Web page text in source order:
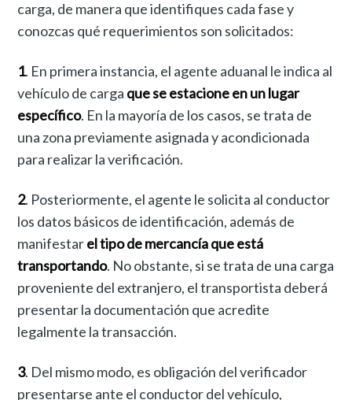
carga, de manera que identifiques cada fase y
conozcas qué requerimientos son solicitados:
1. En primera instancia, el agente aduanal le indica al
vehículo de carga que se estacione en un lugar
específico. En la mayoría de los casos, se trata de
una zona previamente asignada y acondicionada
para realizar la verificación.
2. Posteriormente, el agente le solicita al conductor
los datos básicos de identificación, además de
manifestarel tipo de mercancía que está
transportando. No obstante, si se trata de una carga
proveniente del extranjero, el transportista deberá
presentar la documentación que acredite
legalmente la transacción.
3. Del mismo modo, es obligación del verificador
presentarse ante el conductor del vehículo,